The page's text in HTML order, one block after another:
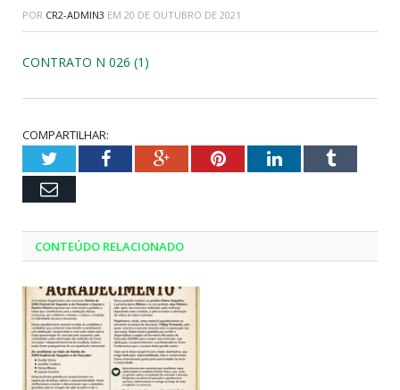
POR CR2-ADMIN3 EM 20 DE OUTUBRO DE 2021
CONTRATO N 026 (1)
COMPARTILHAR:
TwitterFacebookGoogle+PinterestLinkedInTumblr
Email
CONTEÚDO RELACIONADO